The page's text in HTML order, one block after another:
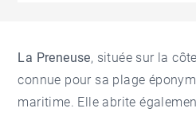
La Preneuse, située sur la
connue pour sa plage
maritime. Elle abrite